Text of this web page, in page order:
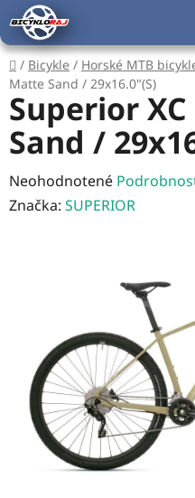
Prejsť
na
obsah
Domov
/ Bicykle / Horské MTB
Matte Sand / 29x16.0"(S)
Superior
Sand /
Priemerné
hodnotenie
hviezdičiek.
Neohodnotené
Značka: SUPERIOR